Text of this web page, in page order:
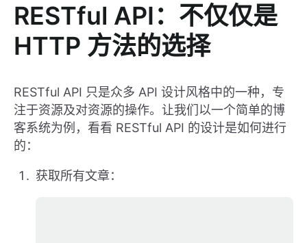
RESTful API：不仅仅是
HTTP 方法的选择
RESTful API 只是众多 API 设计风格中的一种，专
注于资源及对资源的操作。让我们以一个简单的博
客系统为例，看看 RESTful API 的设计是如何进行
的：
获取所有文章：